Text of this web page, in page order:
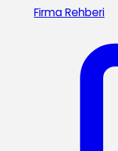
Firma Rehberi